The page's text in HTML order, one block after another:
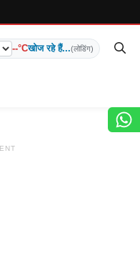
--°Cखोज रहे हैं...(लोडिंग)